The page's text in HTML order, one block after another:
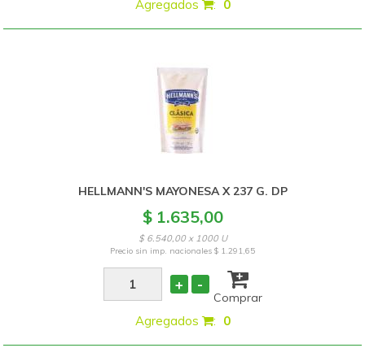
Agregados : 0
HELLMANN'S MAYONESA X 237 G. DP
$ 1.635,00
$ 6.540,00 x 1000 U
Precio sin imp. nacionales$ 1.291,65
+ -
Comprar
Agregados : 0